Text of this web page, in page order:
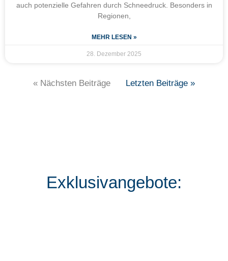
auch potenzielle Gefahren durch Schneedruck. Besonders in
Regionen,
MEHR LESEN »
28. Dezember 2025
« Nächsten Beiträge Letzten Beiträge »
Exklusivangebote: